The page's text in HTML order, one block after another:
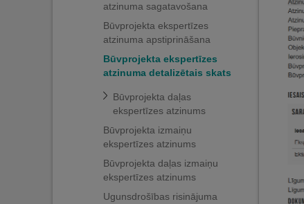
atzinuma sagatavošana
Būvprojekta ekspertīzes
atzinuma apstiprināšana
Būvprojekta ekspertīzes
atzinuma detalizētais skats
Būvprojekta daļas
ekspertīzes atzinums
Būvprojekta izmaiņu
ekspertīzes atzinums
Būvprojekta daļas izmaiņu
ekspertīzes atzinums
Ugunsdrošības risinājuma